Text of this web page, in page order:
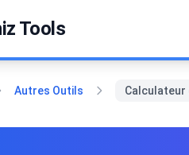
Tools
Autres Outils Calculateur